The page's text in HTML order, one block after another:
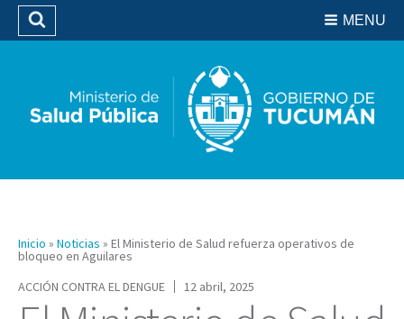
Biblioteca
MENU
Buscar
Inicio » Noticias » El Ministerio de Salud refuerza operativos de
bloqueo en Aguilares
ACCIÓN CONTRA EL DENGUE
12 abril, 2025